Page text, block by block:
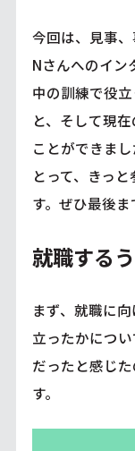
今回は、見事
Nさんへのイン
中の訓練で役
と、そして現
ことができま
とって、きっ
す。ぜひ最後ま
就職する
まず、就職に
立ったかにつ
だったと感じ
す。